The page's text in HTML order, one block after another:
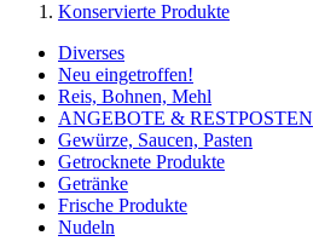
Konservierte Produkte
Diverses
Neu eingetroffen!
Reis, Bohnen, Mehl
ANGEBOTE & RESTPOSTEN
Gewürze, Saucen, Pasten
Getrocknete Produkte
Getränke
Frische Produkte
Nudeln